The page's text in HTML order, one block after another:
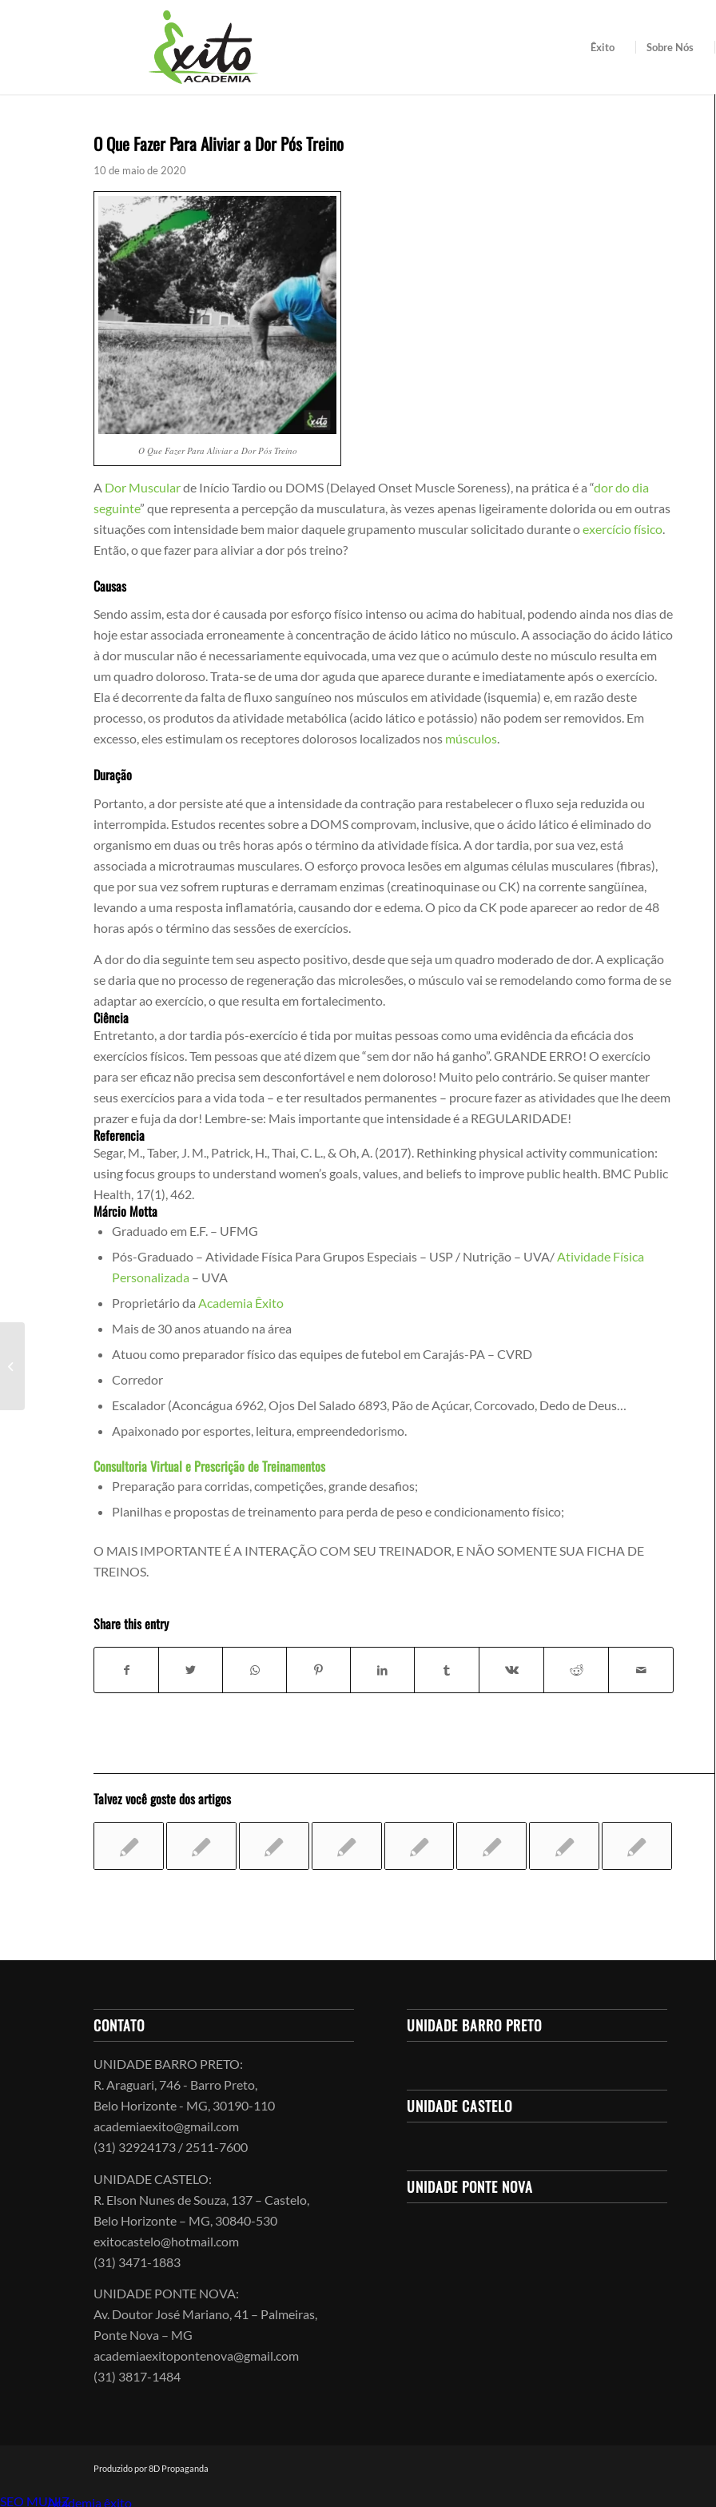
Êxito Sobre Nós
O Que Fazer Para Aliviar a Dor Pós Treino
10 de maio de 2020
O Que Fazer Para Aliviar a Dor Pós Treino
A Dor Muscularde Início Tardio ou DOMS (Delayed Onset Muscle Soreness), na prática é a “dor do dia
seguinte” que representa a percepção da musculatura, às vezes apenas ligeiramente dolorida ou em outras
situações com intensidade bem maior daquele grupamento muscular solicitado durante oexercício físico
Então, o que fazer para aliviar a dor pós treino?
Causas
Sendo assim, esta dor é causada por esforço físico intenso ou acima do habitual, podendo ainda nos dias de
hoje estar associada erroneamente à concentração de ácido lático no músculo. A associação do ácido lático
à dor muscular não é necessariamente equivocada, uma vez que o acúmulo deste no músculo resulta em
um quadro doloroso. Trata-se de uma dor aguda que aparece durante e imediatamente após o exercício.
Ela é decorrente da falta de fluxo sanguíneo nos músculos em atividade (isquemia) e, em razão deste
processo, os produtos da atividade metabólica (acido lático e potássio) não podem ser removidos. Em
excesso, eles estimulam os receptores dolorosos localizados nos músculos.
Duração
Portanto, a dor persiste até que a intensidade da contração para restabelecer o fluxo seja reduzida ou
interrompida. Estudos recentes sobre a DOMS comprovam, inclusive, que o ácido lático é eliminado do
organismo em duas ou três horas após o término da atividade física. A dor tardia, por sua vez, está
associada a microtraumas musculares. O esforço provoca lesões em algumas células musculares (fibras),
que por sua vez sofrem rupturas e derramam enzimas (creatinoquinase ou CK) na corrente sangüínea,
levando a uma resposta inflamatória, causando dor e edema. O pico da CK pode aparecer ao redor de 48
horas após o término das sessões de exercícios.
A dor do dia seguinte tem seu aspecto positivo, desde que seja um quadro moderado de dor. A explicação
se daria que no processo de regeneração das microlesões, o músculo vai se remodelando como forma de se
adaptar ao exercício, o que resulta em fortalecimento.
Ciência
Entretanto, a dor tardia pós-exercício é tida por muitas pessoas como uma evidência da eficácia dos
exercícios físicos. Tem pessoas que até dizem que “sem dor não há ganho”. GRANDE ERRO! O exercício
para ser eficaz não precisa sem desconfortável e nem doloroso! Muito pelo contrário. Se quiser manter
seus exercícios para a vida toda – e ter resultados permanentes – procure fazer as atividades que lhe deem
prazer e fuja da dor! Lembre-se: Mais importante que intensidade é a REGULARIDADE!
Referencia
Segar, M., Taber, J. M., Patrick, H., Thai, C. L., & Oh, A. (2017). Rethinking physical activity communication:
using focus groups to understand women’s goals, values, and beliefs to improve public health. BMC Public
Health, 17(1), 462.
Márcio Motta
Graduado em E.F. – UFMG
Pós-Graduado – Atividade Física Para Grupos Especiais – USP / Nutrição – UVA/Atividade Física
Personalizada – UVA
Proprietário daAcademia Êxito
Mais de 30 anos atuando na área
Atuou como preparador físico das equipes de futebol em Carajás-PA – CVRD
Corredor
Escalador (Aconcágua 6962, Ojos Del Salado 6893, Pão de Açúcar, Corcovado, Dedo de Deus…
Apaixonado por esportes, leitura, empreendedorismo.
Consultoria Virtual e Prescrição de Treinamentos
Preparação para corridas, competições, grande desafios;
Planilhas e propostas de treinamento para perda de peso e condicionamento físico;
O MAIS IMPORTANTE É A INTERAÇÃO COM SEU TREINADOR, E NÃO SOMENTE SUA FICHA DE
TREINOS.
Share this entry
Talvez você goste dos artigos
CONTATO
UNIDADE BARRO PRETO:
R. Araguari, 746 - Barro Preto,
Belo Horizonte - MG, 30190-110
academiaexito@gmail.com
(31) 32924173 / 2511-7600
UNIDADE CASTELO:
R. Elson Nunes de Souza, 137 – Castelo,
Belo Horizonte – MG, 30840-530
exitocastelo@hotmail.com
(31) 3471-1883
UNIDADE PONTE NOVA:
Av. Doutor José Mariano, 41 – Palmeiras,
Ponte Nova – MG
academiaexitopontenova@gmail.com
(31) 3817-1484
UNIDADE BARRO PRETO
UNIDADE CASTELO
UNIDADE PONTE NOVA
Produzido por 8D Propaganda
SEO MUNIZ
Link112 Academia êxito